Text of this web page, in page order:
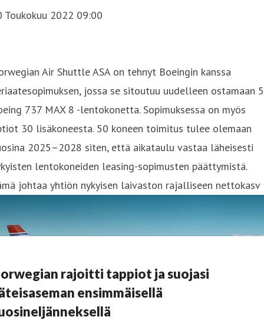
Toukokuu 2022 09:00
Air Shuttle ASA on tehnyt Boeingin kanssa
jossa se sitoutuu uudelleen ostamaan
737 MAX 8 -lentokonetta. Sopimuksessa on myös
30 lisäkoneesta. 50 koneen toimitus tulee olemaan
2025–2028 siten, että aikataulu vastaa läheisesti
lentokoneiden leasing-sopimusten päättymistä.
johtaa yhtiön nykyisen laivaston rajalliseen nettokasv
rajoitti tappiot ja suojasi
ensimmäisellä